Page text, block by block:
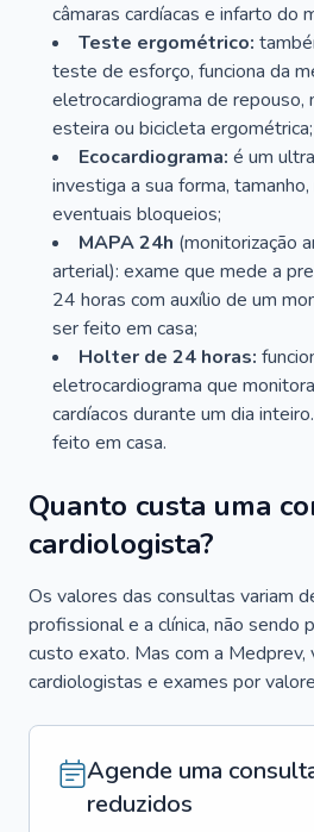
câmaras cardíacas e infarto do
Teste ergométrico:
teste de esforço, funciona da
eletrocardiograma de repouso,
esteira ou bicicleta ergométrica;
Ecocardiograma: é um
investiga a sua forma,
eventuais bloqueios;
MAPA 24h (monitorização
arterial): exame que mede a
24 horas com auxílio de um
ser feito em casa;
Holter de 24 horas:
eletrocardiograma que
cardíacos durante um dia
feito em casa.
Quanto custa uma
cardiologista?
Os valores das consultas variam
profissional e a clínica, não sendo
custo exato. Mas com a Medprev,
cardiologistas e exames por
Agende uma
reduzidos